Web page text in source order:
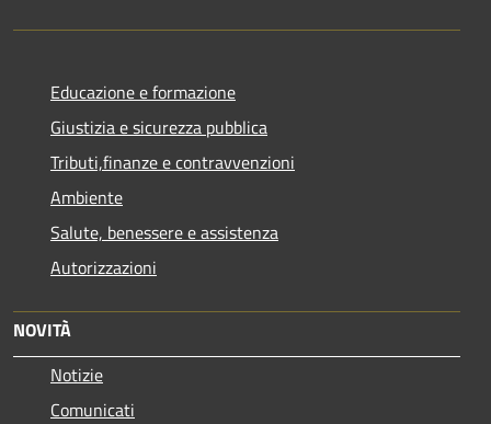
Educazione e formazione
Giustizia e sicurezza pubblica
Tributi,finanze e contravvenzioni
Ambiente
Salute, benessere e assistenza
Autorizzazioni
NOVITÀ
Notizie
Comunicati